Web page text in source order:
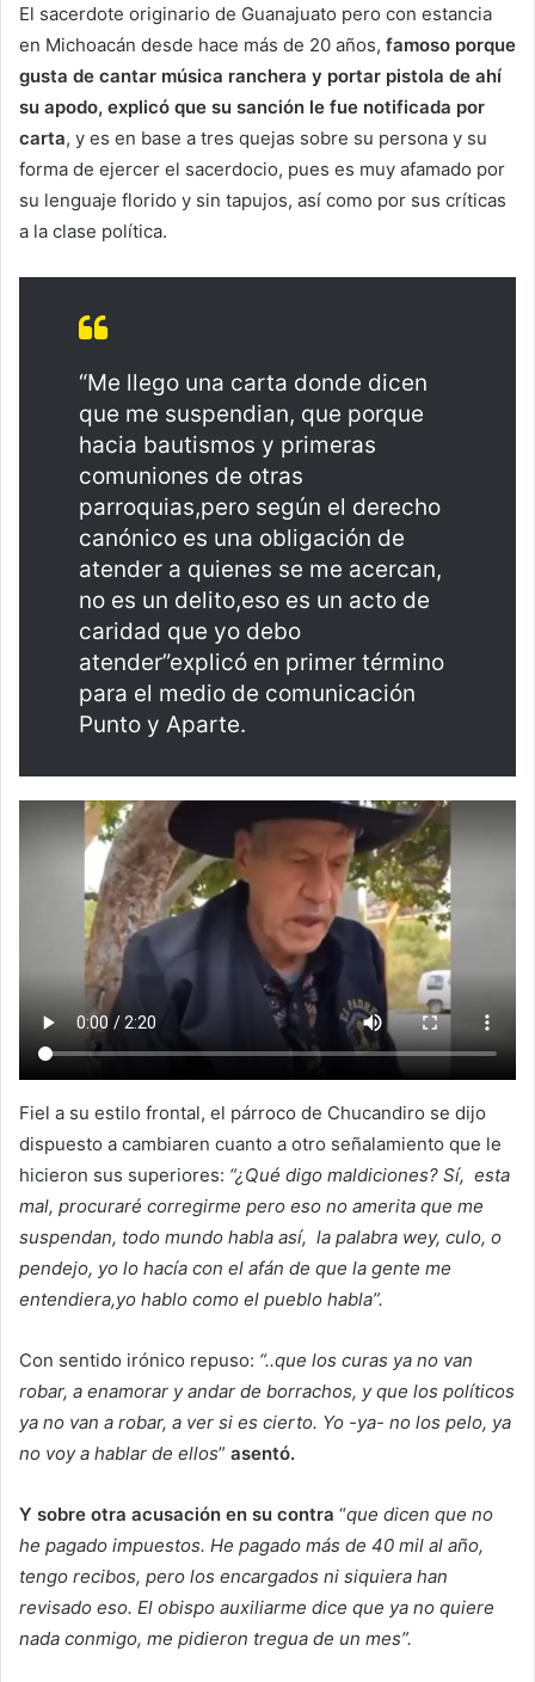
El sacerdote originario de Guanajuato pero con estancia
en Michoacán desde hace más de 20 años, famoso porque
gusta de cantar música ranchera y portar pistola de ahí
su apodo, explicó que su sanción le fue notificada por
carta, y es en base a tres quejas sobre su persona y su
forma de ejercer el sacerdocio, pues es muy afamado por
su lenguaje florido y sin tapujos, así como por sus críticas
a la clase política.
“Me llego una carta donde dicen
que me suspendian, que porque
hacia bautismos y primeras
comuniones de otras
parroquias,pero según el derecho
canónico es una obligación de
atender a quienes se me acercan,
no es un delito,eso es un acto de
caridad que yo debo
atender”explicó en primer término
para el medio de comunicación
Punto y Aparte.
Fiel a su estilo frontal, el párroco de Chucandiro se dijo
dispuesto a cambiaren cuanto a otro señalamiento que le
hicieron sus superiores: “¿Qué digo maldiciones? Sí, esta
mal, procuraré corregirme pero eso no amerita que me
suspendan, todo mundo habla así, la palabra wey, culo, o
pendejo, yo lo hacía con el afán de que la gente me
entendiera,yo hablo como el pueblo habla”.
Con sentido irónico repuso: “..que los curas ya no van
robar, a enamorar y andar de borrachos, y que los políticos
ya no van a robar, a ver si es cierto. Yo -ya- no los pelo, ya
no voy a hablar de ellos” asentó.
Y sobre otra acusación en su contra “que dicen que no
he pagado impuestos. He pagado más de 40 mil al año,
tengo recibos, pero los encargados ni siquiera han
revisado eso. El obispo auxiliarme dice que ya no quiere
nada conmigo, me pidieron tregua de un mes”.